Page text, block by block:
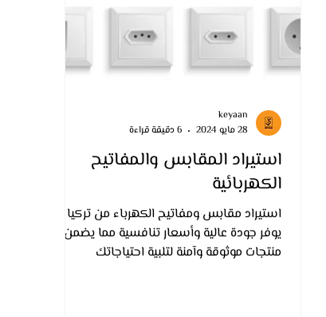
استيراد المقابس والمفاتيح
الكهربائية
استيراد مقابس ومفاتيح الكهرباء من تركيا
يوفر جودة عالية وأسعار تنافسية مما يضمن
منتجات موثوقة وآمنة لتلبية احتياجاتك
keyaan
28 مايو 2024
6 دقيقة قراءة